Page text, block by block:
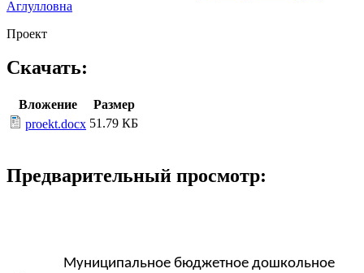
Аглулловна
Проект
Скачать:
Вложение
Размер
proekt.docx 51.79 КБ
Предварительный просмотр:
Муниципальное бюджетное дошкольное